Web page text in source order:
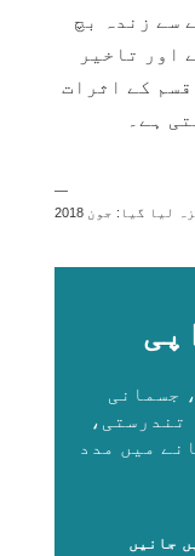
سے زندہ بچ
اور تاخیر
کے اثرات
ہے۔
—
لیا گیا: جون 2018
جسمانی
تندرستی،
میں مدد
جانیں